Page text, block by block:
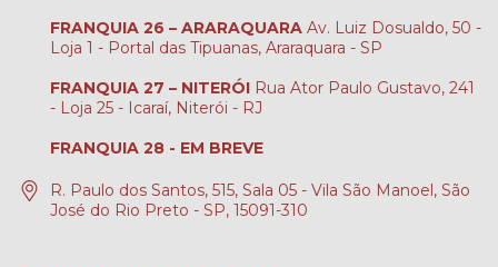
FRANQUIA 26 – ARARAQUARA Av. Luiz Dosualdo, 50 -
Loja 1 - Portal das Tipuanas, Araraquara - SP
FRANQUIA 27 – NITERÓI Rua Ator Paulo Gustavo, 241
- Loja 25 - Icaraí, Niterói - RJ
FRANQUIA 28 - EM BREVE
R. Paulo dos Santos, 515, Sala 05 - Vila São Manoel, São
José do Rio Preto - SP, 15091-310